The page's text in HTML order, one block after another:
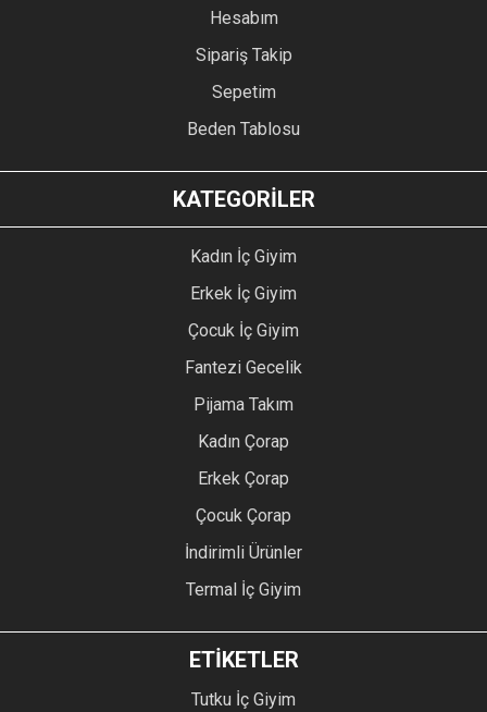
Hesabım
Sipariş Takip
Sepetim
Beden Tablosu
KATEGORİLER
Kadın İç Giyim
Erkek İç Giyim
Çocuk İç Giyim
Fantezi Gecelik
Pijama Takım
Kadın Çorap
Erkek Çorap
Çocuk Çorap
İndirimli Ürünler
Termal İç Giyim
ETİKETLER
Tutku İç Giyim